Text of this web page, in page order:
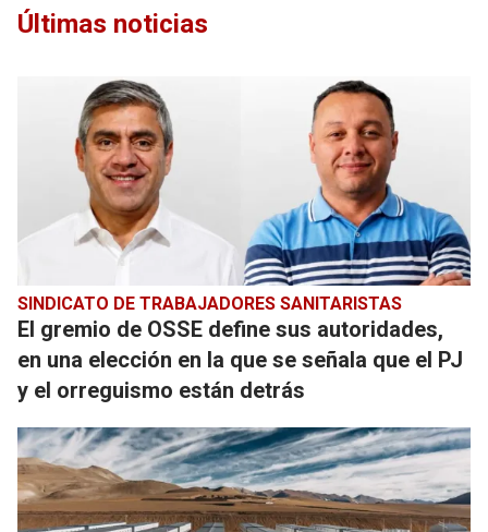
Últimas noticias
SINDICATO DE TRABAJADORES SANITARISTAS
El gremio de OSSE define sus autoridades,
en una elección en la que se señala que el PJ
y el orreguismo están detrás